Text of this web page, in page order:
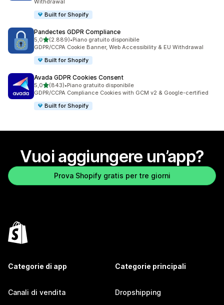
Withdrawal
Built for Shopify
Pandectes GDPR Compliance
5,0stelle su 5
(2.889)
2889 recensioni totali
•Piano gratuito disponibile
GDPR/CCPA Cookie Banner, Web Accessibility & EU Withdrawal
Built for Shopify
Avada GDPR Cookies Consent
5,0stelle su 5
(843)
843 recensioni totali
•Piano gratuito disponibile
GDPR/CCPA Compliance Cookies with GCM v2 & Google-certified
Built for Shopify
Vuoi aggiungere un’app?
Prova Shopify gratis per tre giorni
Categorie di app
Canali di vendita
Categorie principali
Dropshipping